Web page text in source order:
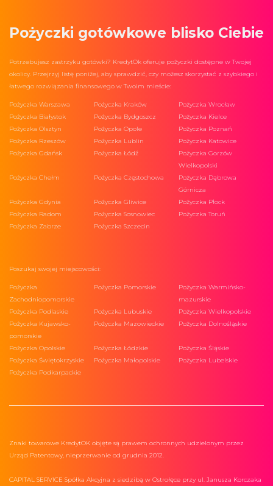
Pożyczki gotówkowe blisko Ciebie
Potrzebujesz zastrzyku gotówki? KredytOk oferuje pożyczki dostępne w Twojej
okolicy. Przejrzyj listę poniżej, aby sprawdzić, czy możesz skorzystać z szybkiego i
łatwego rozwiązania finansowego w Twoim mieście:
Pożyczka Warszawa Pożyczka Kraków
Pożyczka Wrocław
Pożyczka Białystok
Pożyczka Bydgoszcz
Pożyczka Kielce
Pożyczka Olsztyn
Pożyczka Opole
Pożyczka Poznań
Pożyczka Rzeszów
Pożyczka Lublin
Pożyczka Katowice
Pożyczka Gdańsk
Pożyczka Łódź
Pożyczka Gorzów
Wielkopolski
Pożyczka Chełm
Pożyczka Częstochowa
Pożyczka Dąbrowa
Górnicza
Pożyczka Gdynia
Pożyczka Gliwice
Pożyczka Płock
Pożyczka Radom
Pożyczka Sosnowiec
Pożyczka Toruń
Pożyczka Zabrze
Pożyczka Szczecin
Poszukaj swojej miejscowości:
Pożyczka
Zachodniopomorskie
Pożyczka Pomorskie
Pożyczka Warmińsko-
mazurskie
Pożyczka Podlaskie
Pożyczka Lubuskie
Pożyczka Wielkopolskie
Pożyczka Kujawsko-
pomorskie
Pożyczka Mazowieckie Pożyczka Dolnośląskie
Pożyczka Opolskie Pożyczka Łódzkie
Pożyczka Śląskie
Pożyczka Świętokrzyskie
Pożyczka Małopolskie
Pożyczka Lubelskie
Pożyczka Podkarpackie
Znaki towarowe KredytOK objęte są prawem ochronnych udzielonym przez
Urząd Patentowy, nieprzerwanie od grudnia 2012.
CAPITAL SERVICE Spółka Akcyjna z siedzibą w Ostrołęce przy ul. Janusza Korczaka